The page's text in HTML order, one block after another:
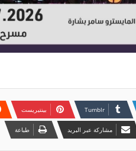
بينتيريست
مشاركة عبر البريد طباعة